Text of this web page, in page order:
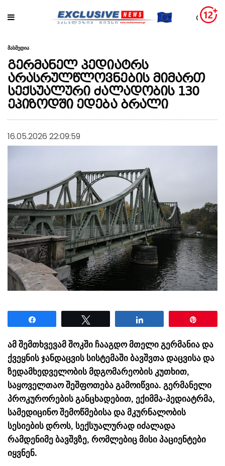
მასმედია
გერმანელ პედიატრს
არასრულწლოვნების მიმართ
სექსუალური ძალადობის 130
ეპიზოდში ედება ბრალი
16.05.2026 22:09:59
ამ შემთხვევამ შოკში ჩააგდო მთელი გერმანია და
ქვეყნის ჯანდაცვის სისტემაში ბავშვთა დაცვისა და
ზედამხედველობის მდგომარეობის კუთხით,
საყოველთაო შეშფოთება გამოიწვია. გერმანელი
პროკურორების განცხადებით, ექიმმა-პედიატრმა,
სამედიცინო შემოწმებისა და მკურნალობის
სესიების დროს, სექსუალურად იძალადა
რამდენიმე ბავშვზე, რომლებიც მისი პაციენტები
იყვნენ.